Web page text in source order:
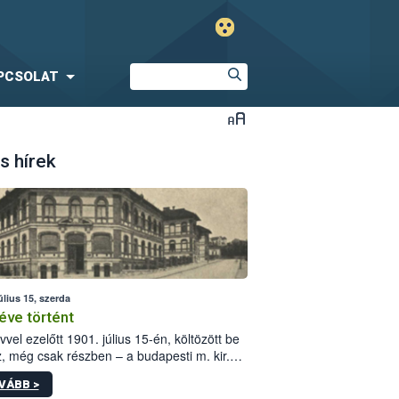
hírek
15, szerda
történt
ezelőtt 1901. július 15-én, költözött be
még csak részben – a budapesti m. kir.
állomás a Kis Rókus utca
alatti, Czigler Győző által tervezett új
>